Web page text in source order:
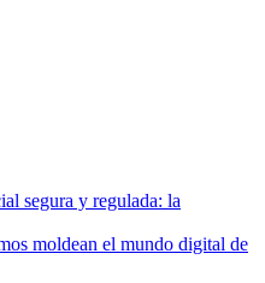
segura y regulada: la
moldean el mundo digital de